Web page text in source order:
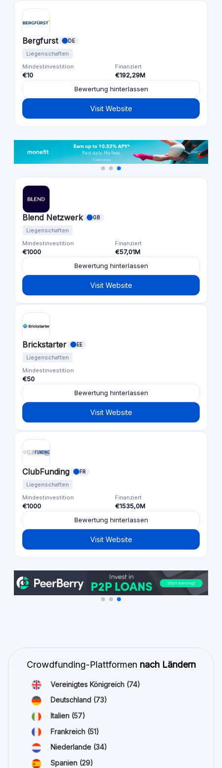
Bergfurst DE
Liegenschaften
Mindestinvestition
€10
Finanziert
€192,29M
Bewertung hinterlassen
Visit Website
Blend Netzwerk GB
Liegenschaften
Mindestinvestition
€1000
Finanziert
€57,01M
Bewertung hinterlassen
Visit Website
Brickstarter EE
Liegenschaften
Mindestinvestition
€50
Bewertung hinterlassen
Visit Website
ClubFunding FR
Liegenschaften
Mindestinvestition
€1000
Finanziert
€1535,0M
Bewertung hinterlassen
Visit Website
Crowdfunding-Plattformen nach Ländern
Vereinigtes Königreich (74)
Deutschland (73)
Italien (57)
Frankreich (51)
Niederlande (34)
Spanien (29)